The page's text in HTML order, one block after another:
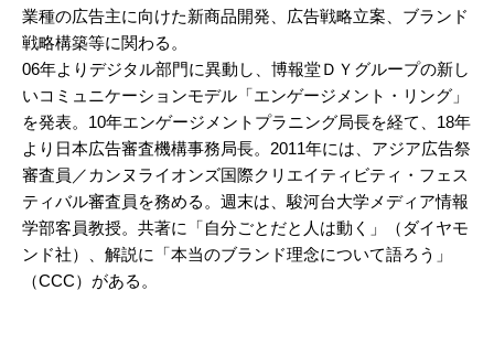
業種の広告主に向けた新商品開発、広告戦略立案、ブランド
戦略構築等に関わる。
06年よりデジタル部門に異動し、博報堂ＤＹグループの新し
いコミュニケーションモデル「エンゲージメント・リング」
を発表。10年エンゲージメントプラニング局長を経て、18年
より日本広告審査機構事務局長。2011年には、アジア広告祭
審査員／カンヌライオンズ国際クリエイティビティ・フェス
ティバル審査員を務める。週末は、駿河台大学メディア情報
学部客員教授。共著に「自分ごとだと人は動く」（ダイヤモ
ンド社）、解説に「本当のブランド理念について語ろう」
（CCC）がある。